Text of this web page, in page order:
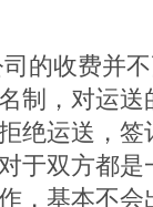
的收费并
制，对运
绝运送，
于双方都
，基本不